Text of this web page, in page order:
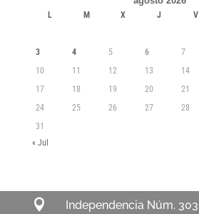
L M X J V
3
4 5 6 7
10
11 12 13 14
17
18 19 20 21
24
25 26 27 28
31
« Jul

Independencia Núm. 303